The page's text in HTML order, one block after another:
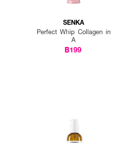
SENKA
Perfect Whip Collagen in
A
฿199